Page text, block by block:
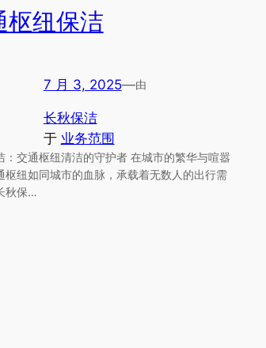
枢纽保洁
7 月 3, 2025—由
长秋保洁
于 业务范围
：交通枢纽清洁的守护者 在城市的繁华与喧嚣
枢纽如同城市的血脉，承载着无数人的出行需
秋保…